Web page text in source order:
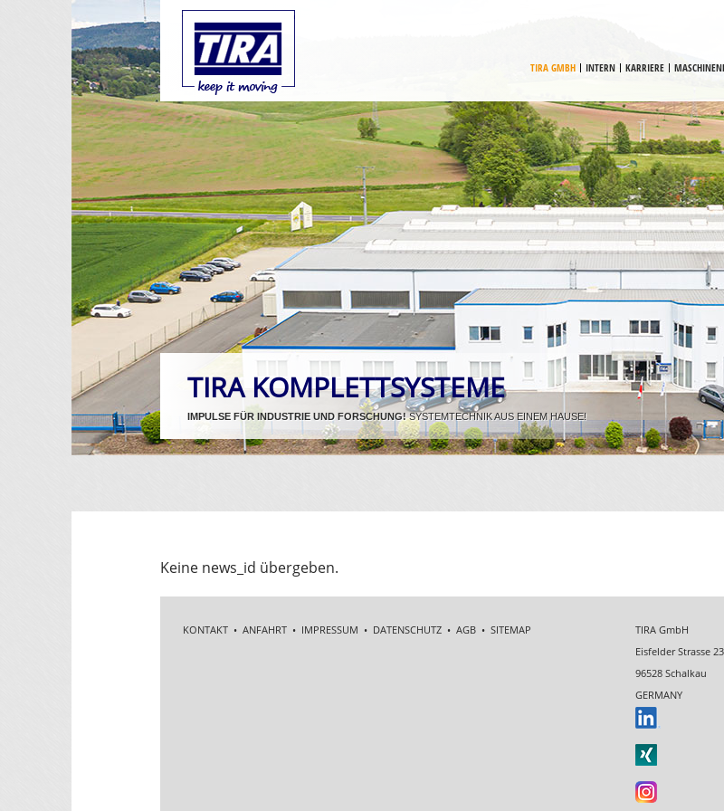
TIRA GMBH INTERN KARRIERE
TIRA KOMPLETTSYSTEME
IMPULSE FÜR INDUSTRIE UND FORSCHUNG!SYSTEMTECHNIK AUS EINEM HAUSE!
Keine news_id übergeben.
KONTAKT • ANFAHRT • IMPRESSUM • DATENSCHUTZ • AGB • SITEMAP
TIRA GmbH
Eisfelder Strasse
96528 Schalkau
GERMANY